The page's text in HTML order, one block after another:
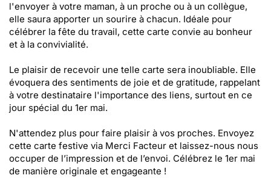
l'envoyer à votre maman, à un proche ou à un collègue,
elle saura apporter un sourire à chacun. Idéale pour
célébrer la fête du travail, cette carte convie au bonheur
et à la convivialité.
Le plaisir de recevoir une telle carte sera inoubliable. Elle
évoquera des sentiments de joie et de gratitude, rappelant
à votre destinataire l'importance des liens, surtout en ce
jour spécial du 1er mai.
N'attendez plus pour faire plaisir à vos proches. Envoyez
cette carte festive via Merci Facteur et laissez-nous nous
occuper de l’impression et de l’envoi. Célébrez le 1er mai
de manière originale et engageante !